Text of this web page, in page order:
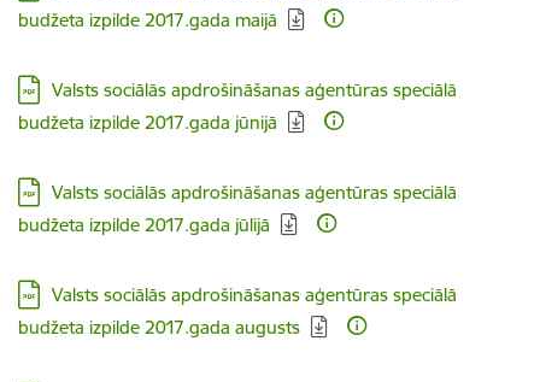
budžeta izpilde 2017.gada maijā
Lejupielādēt:
Valsts sociālās apdrošināšanas aģentūras speciālā
budžeta izpilde 2017.gada jūnijā
Lejupielādēt:
Valsts sociālās apdrošināšanas aģentūras speciālā
budžeta izpilde 2017.gada jūlijā
Lejupielādēt:
Valsts sociālās apdrošināšanas aģentūras speciālā
budžeta izpilde 2017.gada augusts